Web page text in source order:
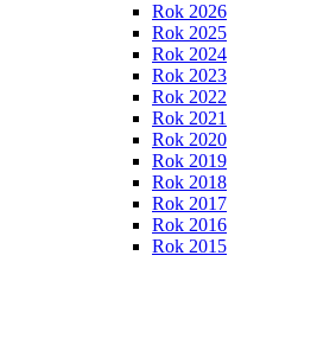
Rok 2026
Rok 2025
Rok 2024
Rok 2023
Rok 2022
Rok 2021
Rok 2020
Rok 2019
Rok 2018
Rok 2017
Rok 2016
Rok 2015